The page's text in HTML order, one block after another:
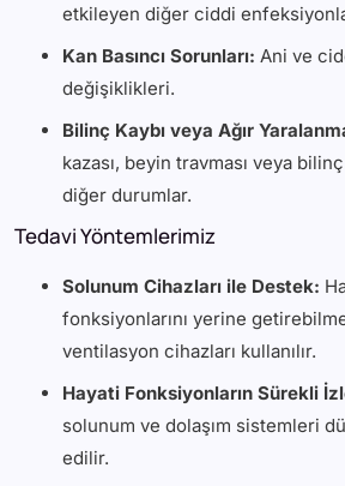
etkileyen diğer ciddi
Kan Basıncı Sorunları: Ani ve
değişiklikleri.
Bilinç Kaybı veya Ağır
kazası, beyin travması veya
diğer durumlar.
Tedavi Yöntemlerimiz
Solunum Cihazları ile Destek:
fonksiyonlarını yerine
ventilasyon cihazları kullanılır.
Hayati Fonksiyonların Sürekli
solunum ve dolaşım sistemleri
edilir.